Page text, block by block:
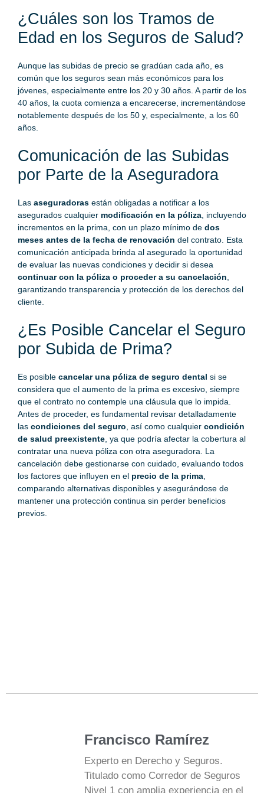
¿Cuáles son los Tramos de
Edad en los Seguros de Salud?
Aunque las subidas de precio se gradúan cada año, es
común que los seguros sean más económicos para los
jóvenes, especialmente entre los 20 y 30 años. A partir de los
40 años, la cuota comienza a encarecerse, incrementándose
notablemente después de los 50 y, especialmente, a los 60
años.
Comunicación de las Subidas
por Parte de la Aseguradora
Las aseguradoras están obligadas a notificar a los
asegurados cualquier modificación en la póliza , incluyendo
incrementos en la prima, con un plazo mínimo de dos
meses antes de la fecha de renovación del contrato. Esta
comunicación anticipada brinda al asegurado la oportunidad
de evaluar las nuevas condiciones y decidir si desea
continuar con la póliza o proceder a su cancelación
garantizando transparencia y protección de los derechos del
cliente.
¿Es Posible Cancelar el Seguro
por Subida de Prima?
Es posible cancelar una póliza de seguro dental si se
considera que el aumento de la prima es excesivo, siempre
que el contrato no contemple una cláusula que lo impida.
Antes de proceder, es fundamental revisar detalladamente
las condiciones del seguro , así como cualquier condición
de salud preexistente , ya que podría afectar la cobertura al
contratar una nueva póliza con otra aseguradora. La
cancelación debe gestionarse con cuidado, evaluando todos
los factores que influyen en el precio de la prima
comparando alternativas disponibles y asegurándose de
mantener una protección continua sin perder beneficios
previos.
Francisco Ramírez
Experto en Derecho y Seguros.
Titulado como Corredor de Seguros
Nivel 1 con amplia experiencia en el